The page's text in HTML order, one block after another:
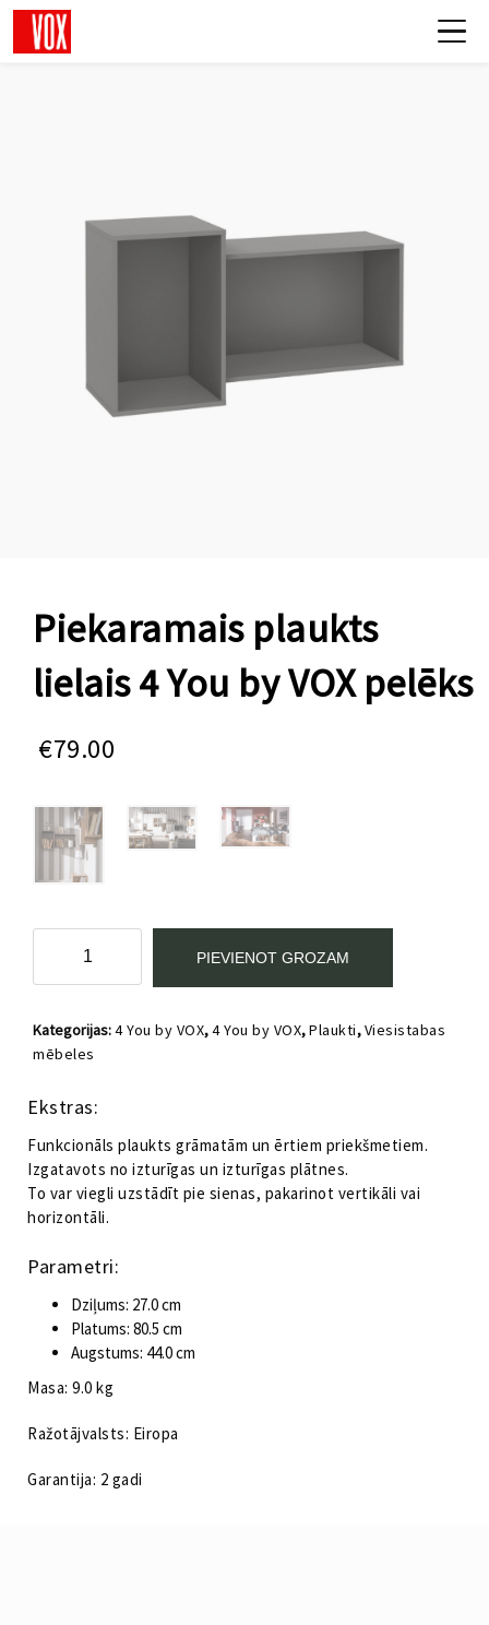
Piekaramais plaukts
lielais 4 You by VOX pelēks
€79.00
lielais
You
by
pelēks
PIEVIENOT GROZAM
Kategorijas:4 You by VOX,4 You by VOX,Plaukti,Viesistabas
mēbeles
Ekstras:
Funkcionāls plaukts grāmatām un ērtiem priekšmetiem.
Izgatavots no izturīgas un izturīgas plātnes.
To var viegli uzstādīt pie sienas, pakarinot vertikāli vai
horizontāli.
Parametri:
Dziļums: 27.0 cm
Platums: 80.5 cm
Augstums: 44.0 cm
Masa: 9.0 kg
Ražotājvalsts: Eiropa
Garantija: 2 gadi